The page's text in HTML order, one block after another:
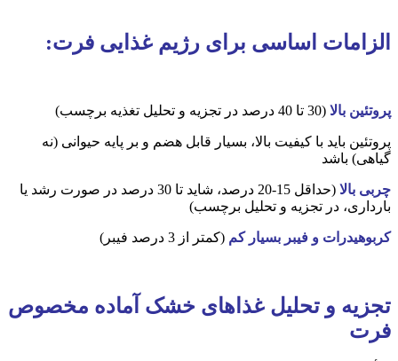
الزامات اساسی برای رژیم غذایی فرت:
پروتئین بالا (30 تا 40 درصد در تجزیه و تحلیل تغذیه برچسب)
پروتئین باید با کیفیت بالا، بسیار قابل هضم و بر پایه حیوانی (نه
گیاهی) باشد
چربی بالا
(حداقل 15-20 درصد، شاید تا 30 درصد در صورت رشد یا
بارداری، در تجزیه و تحلیل برچسب)
کربوهیدرات و فیبر بسیار کم (کمتر از 3 درصد فیبر)
تجزیه و تحلیل غذاهای خشک آماده مخصوص
فرت